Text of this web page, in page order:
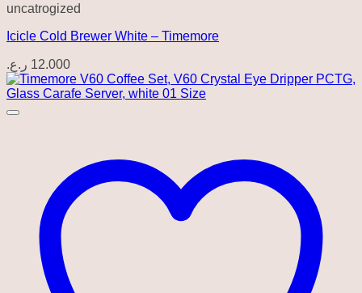
uncatrogized
Icicle Cold Brewer White – Timemore
12.000 ر.ع.